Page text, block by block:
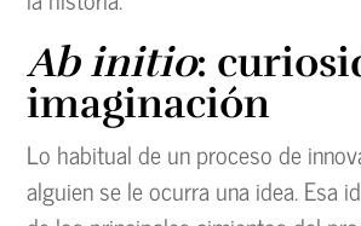
Ab initio:
imaginación
Lo habitual de un proceso de
alguien se le ocurra una idea. Esa